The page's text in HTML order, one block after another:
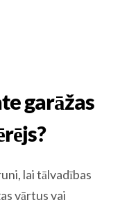
garāžas
lai tālvadības
vārtus vai